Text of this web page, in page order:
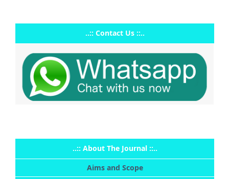
..:: Contact Us ::..
..:: About The Journal ::..
Aims and Scope